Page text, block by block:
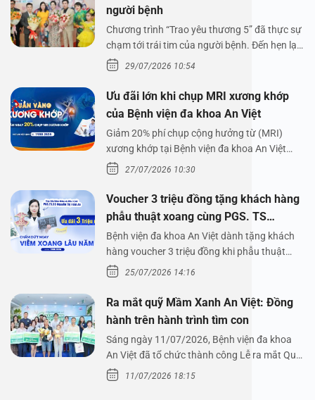
người bệnh
Chương trình “Trao yêu thương 5” đã thực sự
chạm tới trái tim của người bệnh. Đến hẹn lại
lên,…29/07/2026 10:54
Ưu đãi lớn khi chụp MRI xương khớp
của Bệnh viện đa khoa An Việt
Giảm 20% phí chụp cộng hưởng từ (MRI)
xương khớp tại Bệnh viện đa khoa An Việt
Bệnh viện đa…
27/07/2026 10:30
Voucher 3 triệu đồng tặng khách hàng
phẫu thuật xoang cùng PGS. TS
Nguyễn Thị Hoài An
Bệnh viện đa khoa An Việt dành tặng khách
hàng voucher 3 triệu đồng khi phẫu thuật
xoang cùng PGS.…
25/07/2026 14:16
Ra mắt quỹ Mầm Xanh An Việt: Đồng
hành trên hành trình tìm con
Sáng ngày 11/07/2026, Bệnh viện đa khoa
An Việt đã tổ chức thành công Lễ ra mắt Quỹ
Mầm Xanh…
11/07/2026 18:15